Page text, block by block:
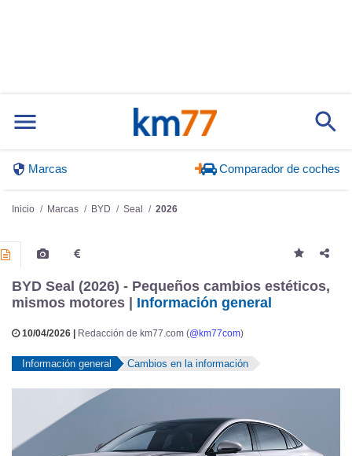
Marcas Comparador de coches
Inicio Marcas BYD Seal 2026
BYD Seal (2026) - Pequeños cambios estéticos,
mismos motores | Información general
10/04/2026 | Redacción de km77.com (@km77com)
Información general Cambios en la información